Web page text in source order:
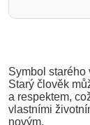
Symbol starého
Starý člověk
a respektem,
vlastními
novým.